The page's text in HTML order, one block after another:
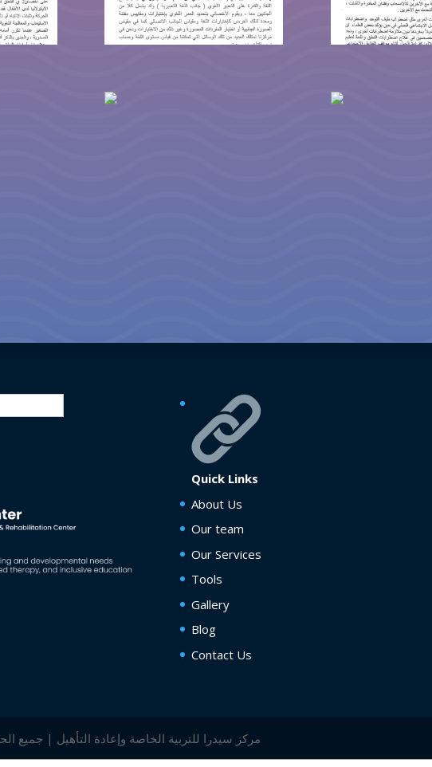
Quick Links
About Us
Our team
Our Services
Tools
Gallery
Blog
Contact Us
مركز سيدرا للتربية الخاصة وإعادة التأهيل | جميع